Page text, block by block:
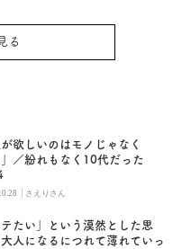
る
が欲しいのはモノじゃなく
／紛れもなく10代だった
| さえりさん
テたい」という漠然とした思
人になるにつれて薄れていっ